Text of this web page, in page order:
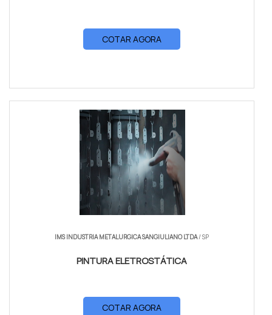
COTAR AGORA
IMS INDUSTRIA METALURGICA SANGIULIANO LTDA/ SP
PINTURA ELETROSTÁTICA
COTAR AGORA